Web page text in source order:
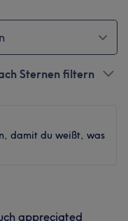
Sternen filtern
damit du weißt, was
appreciated